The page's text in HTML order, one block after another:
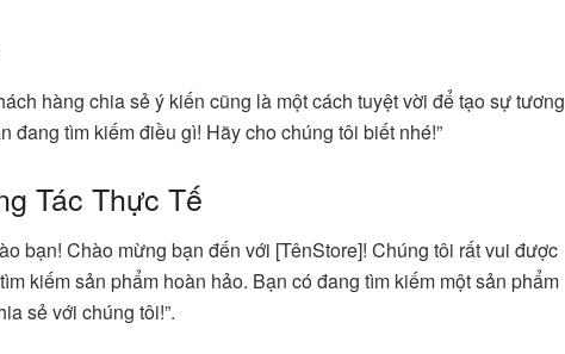
hàng chia sẻ ý kiến cũng là một cách tuyệt vời để tạo sự tương
đang tìm kiếm điều gì! Hãy cho chúng tôi biết nhé!”
Tác Thực Tế
bạn! Chào mừng bạn đến với [TênStore]! Chúng tôi rất vui được
kiếm sản phẩm hoàn hảo. Bạn có đang tìm kiếm một sản phẩm
sẻ với chúng tôi!”.